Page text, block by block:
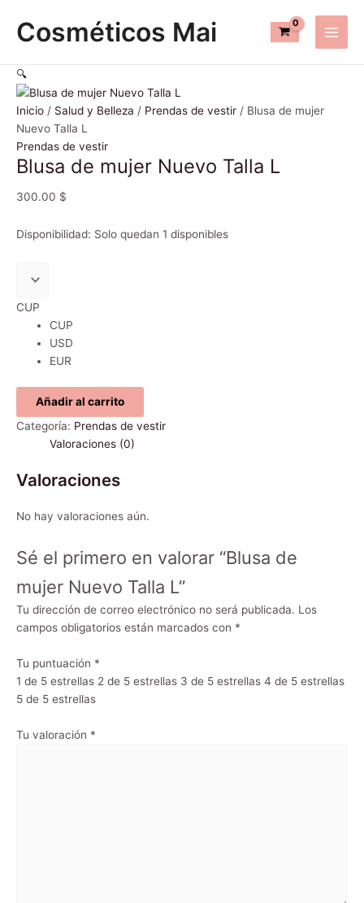
contenido
Cosméticos Mai
Main
🔍
Inicio / Salud y Belleza / Prendas de vestir / Blusa de mujer
Nuevo Talla L
Prendas de vestir
Blusa de mujer Nuevo Talla L
300.00 $
Disponibilidad: Solo quedan 1 disponibles
CUP
CUP
USD
EUR
de
mujer
Talla
L
cantidad
Añadir al carrito
Categoría: Prendas de vestir
Valoraciones (0)
Valoraciones
No hay valoraciones aún.
Sé el primero en valorar “Blusa de
mujer Nuevo Talla L”
Tu dirección de correo electrónico no será publicada. Los
campos obligatorios están marcados con *
Tu puntuación *
1 de 5 estrellas 2 de 5 estrellas 3 de 5 estrellas 4 de 5 estrellas
5 de 5 estrellas
Tu valoración *